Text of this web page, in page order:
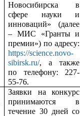
Новосибирска в
сфере науки и
инноваций» (далее
– МИС «Гранты и
премии») по адресу:
https://science.novo-
sibirsk.ru/, а также
по телефону: 227-
55-76.
Заявки на конкурс
принимаются в
течение 30 дней со